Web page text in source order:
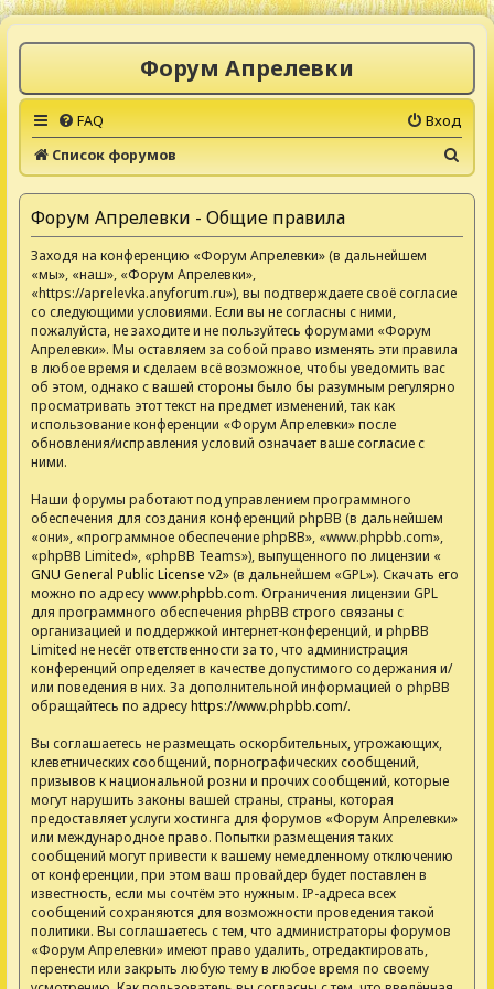
Форум Апрелевки
FAQ
Вход
Список форумов
о
с
Форум Апрелевки - Общие правила
Заходя на конференцию «Форум Апрелевки» (в дальнейшем
«мы», «наш», «Форум Апрелевки»,
«https://aprelevka.anyforum.ru»), вы подтверждаете своё согласие
со следующими условиями. Если вы не согласны с ними,
пожалуйста, не заходите и не пользуйтесь форумами «Форум
Апрелевки». Мы оставляем за собой право изменять эти правила
в любое время и сделаем всё возможное, чтобы уведомить вас
об этом, однако с вашей стороны было бы разумным регулярно
просматривать этот текст на предмет изменений, так как
использование конференции «Форум Апрелевки» после
обновления/исправления условий означает ваше согласие с
ними.
Наши форумы работают под управлением программного
обеспечения для создания конференций phpBB (в дальнейшем
«они», «программное обеспечение phpBB», «www.phpbb.com»,
«phpBB Limited», «phpBB Teams»), выпущенного по лицензии «
GNU General Public License v2» (в дальнейшем «GPL»). Скачать его
можно по адресуwww.phpbb.com. Ограничения лицензии GPL
для программного обеспечения phpBB строго связаны с
организацией и поддержкой интернет-конференций, и phpBB
Limited не несёт ответственности за то, что администрация
конференций определяет в качестве допустимого содержания и/
или поведения в них. За дополнительной информацией о phpBB
обращайтесь по адресуhttps://www.phpbb.com/.
Вы соглашаетесь не размещать оскорбительных, угрожающих,
клеветнических сообщений, порнографических сообщений,
призывов к национальной розни и прочих сообщений, которые
могут нарушить законы вашей страны, страны, которая
предоставляет услуги хостинга для форумов «Форум Апрелевки»
или международное право. Попытки размещения таких
сообщений могут привести к вашему немедленному отключению
от конференции, при этом ваш провайдер будет поставлен в
известность, если мы сочтём это нужным. IP-адреса всех
сообщений сохраняются для возможности проведения такой
политики. Вы соглашаетесь с тем, что администраторы форумов
«Форум Апрелевки» имеют право удалить, отредактировать,
перенести или закрыть любую тему в любое время по своему